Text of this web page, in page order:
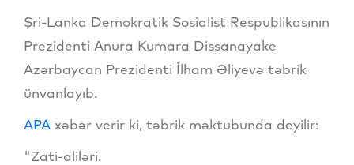
Şri-Lanka Demokratik Sosialist Respublikasının
Prezidenti Anura Kumara Dissanayake
Azərbaycan Prezidenti İlham Əliyevə təbrik
ünvanlayıb.
APA xəbər verir ki, təbrik məktubunda deyilir:
"Zati-aliləri.